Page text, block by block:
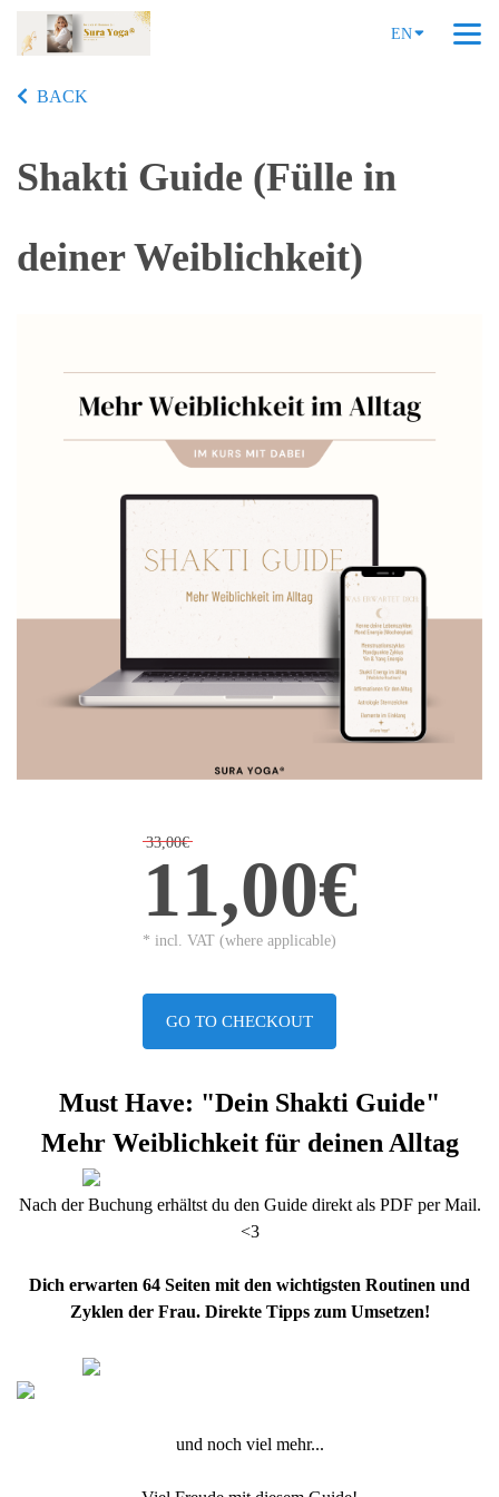
EN
BACK
Shakti Guide (Fülle in
deiner Weiblichkeit)
33,00€
11,00€
* incl. VAT (where applicable)
GO TO CHECKOUT
Must Have: "Dein Shakti Guide"
Mehr Weiblichkeit für deinen Alltag
Nach der Buchung erhältst du den Guide direkt als PDF per Mail.
<3
Dich erwarten 64 Seiten mit den wichtigsten Routinen und
Zyklen der Frau. Direkte Tipps zum Umsetzen!
und noch viel mehr...